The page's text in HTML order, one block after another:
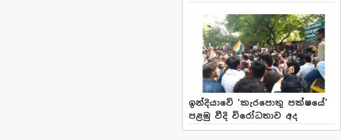
ඉන්දියාවේ ‘කැරපොතු පක්ෂයේ’
පළමු වීදි විරෝධතාව අද